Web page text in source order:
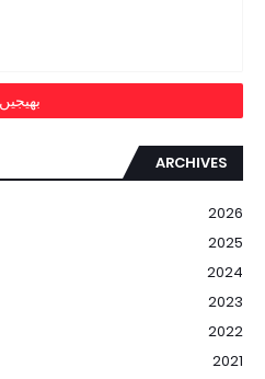
ARCHIVES
2026
2025
2024
2023
2022
2021